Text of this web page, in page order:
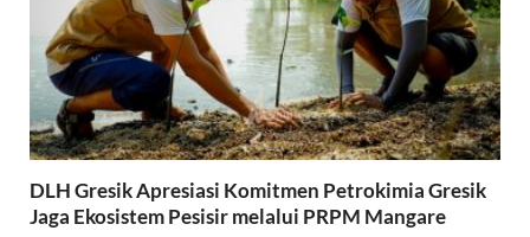
DLH Gresik Apresiasi Komitmen Petrokimia Gresik
Jaga Ekosistem Pesisir melalui PRPM Mangare